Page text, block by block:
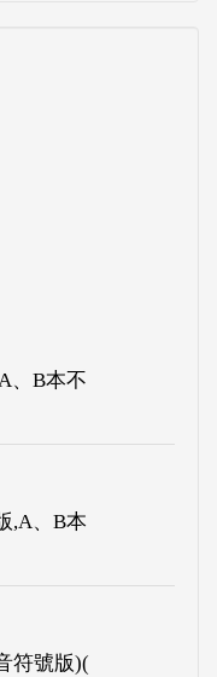
、B本不
,A、B本
符號版)(